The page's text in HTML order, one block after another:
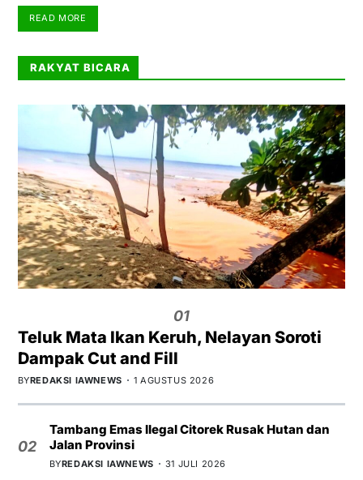
READ MORE
RAKYAT BICARA
01
Teluk Mata Ikan Keruh, Nelayan Soroti
Dampak Cut and Fill
BYREDAKSI IAWNEWS 1 AGUSTUS 2026
02
Tambang Emas Ilegal Citorek Rusak Hutan dan
Jalan Provinsi
BYREDAKSI IAWNEWS 31 JULI 2026